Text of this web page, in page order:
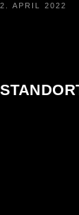
2. APRIL 2022